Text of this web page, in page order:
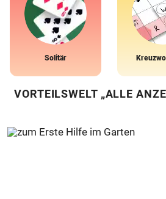
Solitär
VORTEILSWELT „ALLE